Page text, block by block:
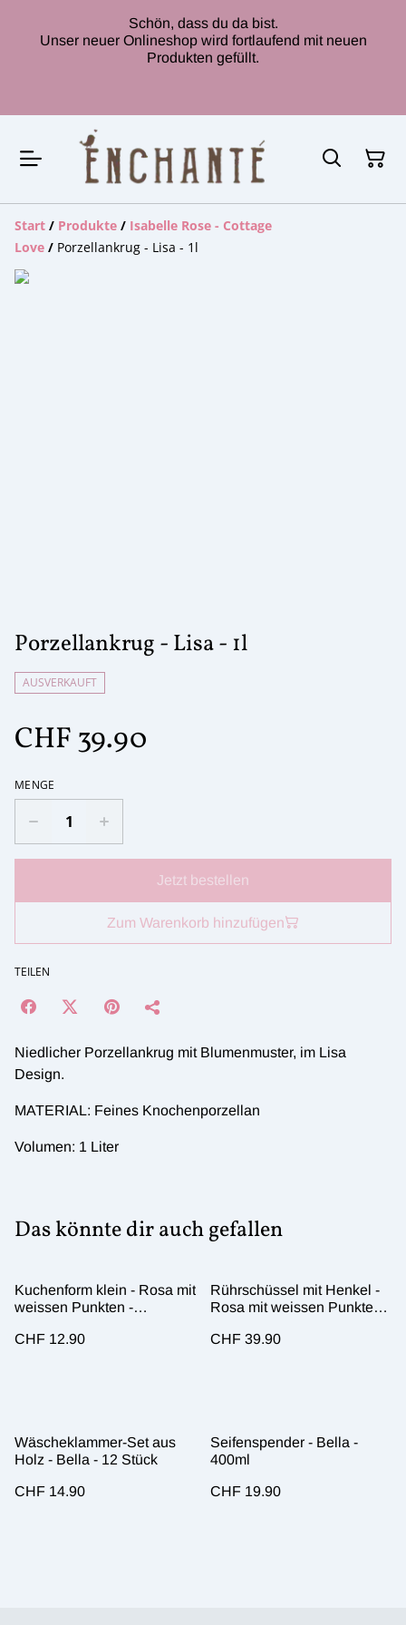
Schön, dass du da bist.
Unser neuer Onlineshop wird fortlaufend mit neuen
Produkten gefüllt.
Start / Produkte / Isabelle Rose - Cottage
Love / Porzellankrug - Lisa - 1l
Porzellankrug - Lisa - 1l
AUSVERKAUFT
CHF 39.90
MENGE
Jetzt bestellen
Zum Warenkorb hinzufügen
TEILEN
Niedlicher Porzellankrug mit Blumenmuster, im Lisa
Design.
MATERIAL: Feines Knochenporzellan
Volumen: 1 Liter
Das könnte dir auch gefallen
Kuchenform klein - Rosa mit
weissen Punkten -
CHF 12.90
Rührschüssel mit Henkel -
Rosa mit weissen Punkten -
CHF 39.90
Wäscheklammer-Set aus
Holz - Bella - 12 Stück
CHF 14.90
Seifenspender - Bella -
400ml
CHF 19.90